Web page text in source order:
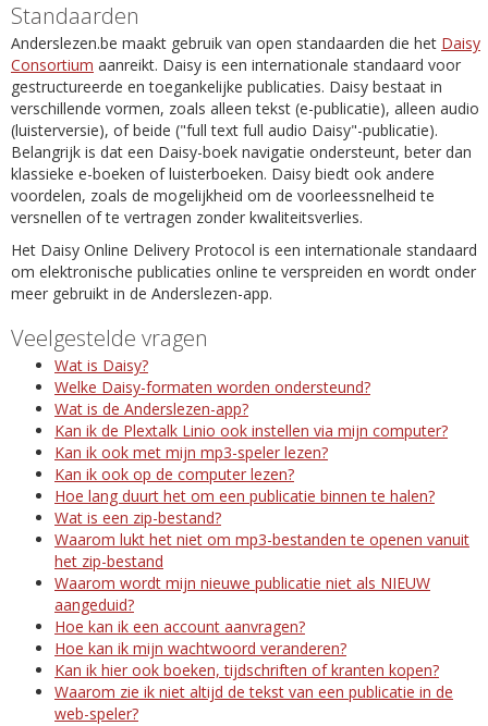
Standaarden
Anderslezen.be maakt gebruik van open standaarden die het Daisy
Consortium aanreikt. Daisy is een internationale standaard voor
gestructureerde en toegankelijke publicaties. Daisy bestaat in
verschillende vormen, zoals alleen tekst (e-publicatie), alleen audio
(luisterversie), of beide ("full text full audio Daisy"-publicatie).
Belangrijk is dat een Daisy-boek navigatie ondersteunt, beter dan
klassieke e-boeken of luisterboeken. Daisy biedt ook andere
voordelen, zoals de mogelijkheid om de voorleessnelheid te
versnellen of te vertragen zonder kwaliteitsverlies.
Het Daisy Online Delivery Protocol is een internationale standaard
om elektronische publicaties online te verspreiden en wordt onder
meer gebruikt in de Anderslezen-app.
Veelgestelde vragen
Wat is Daisy?
Welke Daisy-formaten worden ondersteund?
Wat is de Anderslezen-app?
Kan ik de Plextalk Linio ook instellen via mijn computer?
Kan ik ook met mijn mp3-speler lezen?
Kan ik ook op de computer lezen?
Hoe lang duurt het om een publicatie binnen te halen?
Wat is een zip-bestand?
Waarom lukt het niet om mp3-bestanden te openen vanuit
het zip-bestand
Waarom wordt mijn nieuwe publicatie niet als NIEUW
aangeduid?
Hoe kan ik een account aanvragen?
Hoe kan ik mijn wachtwoord veranderen?
Kan ik hier ook boeken, tijdschriften of kranten kopen?
Waarom zie ik niet altijd de tekst van een publicatie in de
web-speler?